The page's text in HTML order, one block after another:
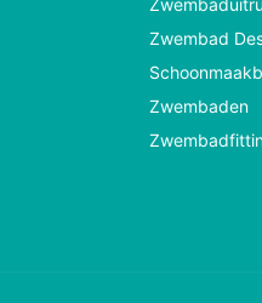
Zwembad
Zwembaden